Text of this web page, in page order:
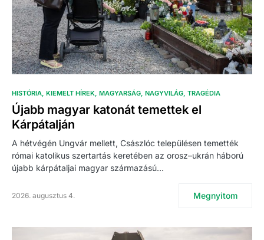
HISTÓRIA KIEMELT HÍREK MAGYARSÁG NAGYVILÁG TRAGÉDIA
Újabb magyar katonát temettek el
Kárpátalján
A hétvégén Ungvár mellett, Császlóc településen temették
római katolikus szertartás keretében az orosz–ukrán háború
újabb kárpátaljai magyar származású…
2026. augusztus 4. Megnyitom